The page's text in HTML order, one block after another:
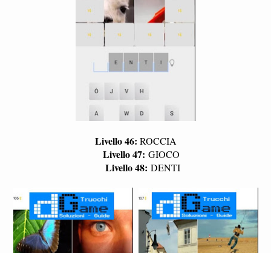
Livello 46: ROCCIA
Livello 47: GIOCO
Livello 48: DENTI